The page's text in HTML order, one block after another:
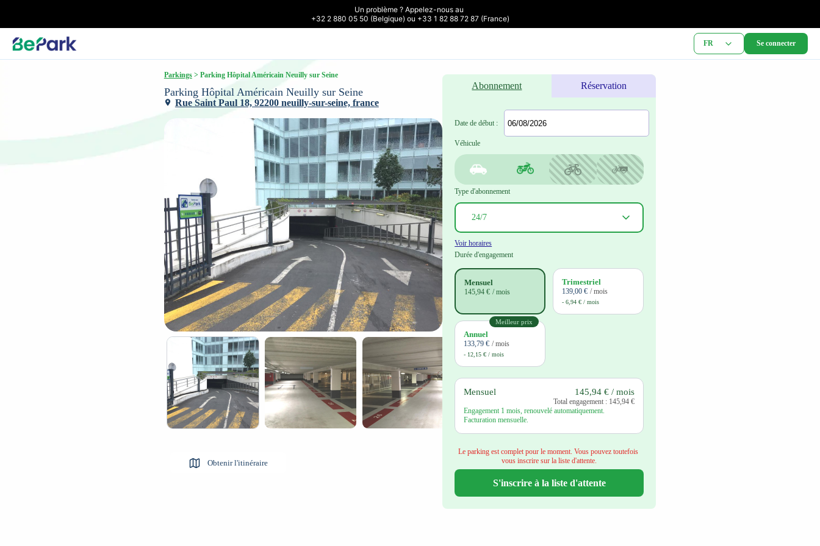
Un problème ? Appelez-nous au
+32 2 880 05 50 (Belgique) ou +33 1 82 88 72 87 (France)
FR Se connecter
Parkings > Parking Hôpital Américain Neuilly sur Seine
Parking Hôpital Américain Neuilly sur Seine
Rue Saint Paul 18, 92200 neuilly-sur-seine, france
Obtenir l'itinéraire
Abonnement Réservation
Date de début :
Véhicule
Type d'abonnement
Voir horaires
Durée d'engagement
Mensuel
145,94 € / mois
Trimestriel
139,00 € / mois
- 6,94 € / mois
Meilleur prix
Annuel
133,79 € / mois
- 12,15 € / mois
Mensuel 145,94 € / mois
Total engagement : 145,94 €
Engagement 1 mois, renouvelé automatiquement.
Facturation mensuelle.
Le parking est complet pour le moment. Vous pouvez toutefois
vous inscrire sur la liste d'attente.
S'inscrire à la liste d'attente